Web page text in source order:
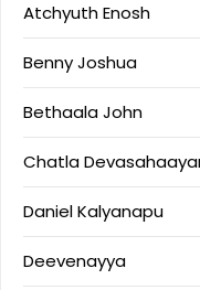
Atchyuth Enosh
Benny Joshua
Bethaala John
Chatla
Daniel Kalyanapu
Deevenayya